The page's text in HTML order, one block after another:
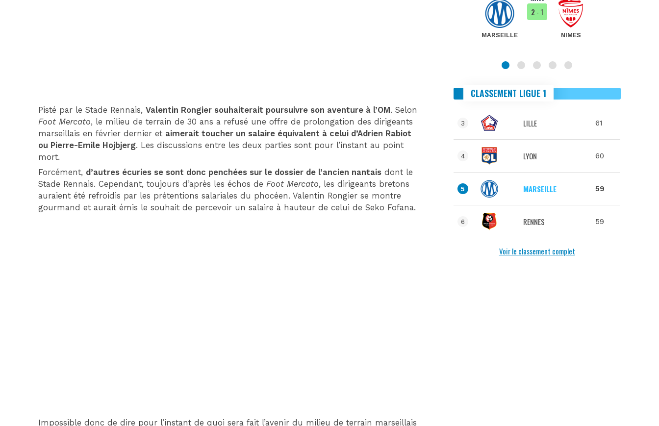
Pisté par le Stade Rennais,Valentin Rongier souhaiterait poursuivre son aventure à l’OM. Selon
Foot Mercato, le milieu de terrain de 30 ans a refusé une offre de prolongation des dirigeants
marseillais en février dernier et aimerait toucher un salaire équivalent à celui d’Adrien Rabiot
ou Pierre-Emile Hojbjerg. Les discussions entre les deux parties sont pour l’instant au point
mort.
Forcément, d’autres écuries se sont donc penchées sur le dossier de l’ancien nantais dont le
Stade Rennais. Cependant, toujours d’après les échos de Foot Mercato, les dirigeants bretons
auraient été refroidis par les prétentions salariales du phocéen. Valentin Rongier se montre
gourmand et aurait émis le souhait de percevoir un salaire à hauteur de celui de Seko Fofana.
Impossible donc de dire pour l’instant de quoi sera fait l’avenir du milieu de terrain marseillais
MARSEILLE
2- 1
NIMES
CLASSEMENT LIGUE 1
3 LILLE 61
4 LYON 60
5 MARSEILLE 59
6 RENNES 59
Voir le classement complet